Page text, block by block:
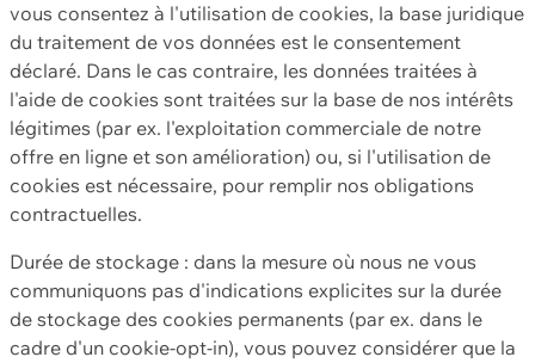
vous consentez à l'utilisation de cookies, la base juridique
du traitement de vos données est le consentement
déclaré. Dans le cas contraire, les données traitées à
l'aide de cookies sont traitées sur la base de nos intérêts
légitimes (par ex. l'exploitation commerciale de notre
offre en ligne et son amélioration) ou, si l'utilisation de
cookies est nécessaire, pour remplir nos obligations
contractuelles.
Durée de stockage : dans la mesure où nous ne vous
communiquons pas d'indications explicites sur la durée
de stockage des cookies permanents (par ex. dans le
cadre d'un cookie-opt-in), vous pouvez considérer que la